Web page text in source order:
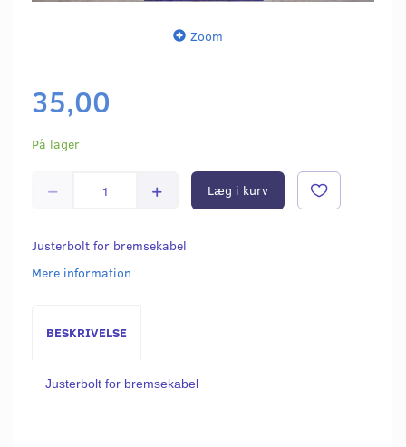
Zoom
35,00
På lager
Læg i kurv
Justerbolt for bremsekabel
Mere information
BESKRIVELSE
Justerbolt for bremsekabel